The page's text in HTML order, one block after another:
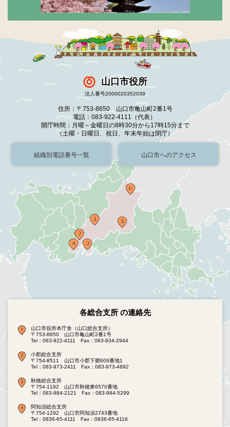
山口市役所
法人番号2000020352039
住所：〒753-8650 山口市亀山町2番1号
電話：083-922-4111（代表）
開庁時間：月曜～金曜日の8時30分から17時15分まで
（土曜・日曜日、祝日、年末年始は閉庁）
組織別電話番号一覧 山口市へのアクセス
各総合支所 の連絡先
山口市役所本庁舎（山口総合支所）
〒753-8650 山口市亀山町2番1号
Tel：083-922-4111
Fax：083-934-2944
小郡総合支所
〒754-8511 山口市小郡下郷609番地1
Tel：083-973-2411
Fax：083-973-4892
秋穂総合支所
〒754-1192 山口市秋穂東6570番地
Tel：083-984-2121
Fax：083-984-5299
阿知須総合支所
〒754-1292 山口市阿知須2743番地
Tel：0836-65-4111
Fax：0836-65-4116